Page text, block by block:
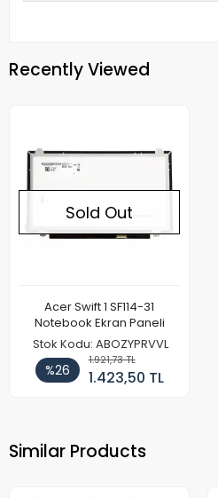
Recently Viewed
Sold Out
Acer Swift 1 SF114-31
Notebook Ekran Paneli
Stok Kodu: ABOZYPRVVL
%26
1.921,73 TL
1.423,50 TL
Similar Products